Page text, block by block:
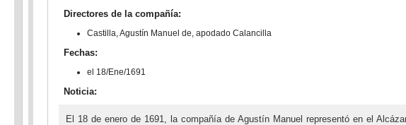
Directores de la compañía:
Castilla, Agustín Manuel de, apodado Calancilla
Fechas:
el 18/Ene/1691
Noticia:
El 18 de enero de 1691, la compañía de Agustín Manuel representó en el